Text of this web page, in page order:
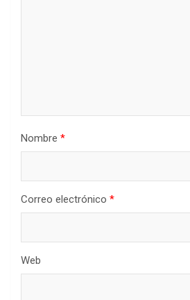
Nombre *
Correo electrónico *
Web